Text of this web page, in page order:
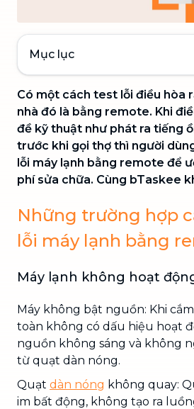
Mục lục
Có một cách test lỗi điều hòa
nhà đó là bằng remote. Khi
đề kỹ thuật như phát ra tiếng
trước khi gọi thợ thì người
lỗi máy lạnh bằng remote để
phí sửa chữa. Cùng bTaskee
Những trường hợp
lỗi máy lạnh bằng
Máy lạnh không hoạt
Máy không bật nguồn: Khi
toàn không có dấu hiệu hoạt
nguồn không sáng và không
từ quạt dàn nóng.
Quạt dàn nóng không quay:
im bất động, không tạo ra